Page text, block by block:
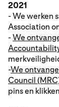
2021
- We werken
Association
-We
-We
Council
pins en